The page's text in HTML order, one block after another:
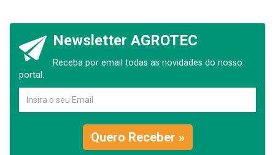
Newsletter AGROTEC
Receba por email todas as novidades do nosso
portal.
Quero Receber »